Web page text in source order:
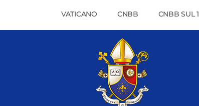
VATICANO CNBB CNBB SUL 1